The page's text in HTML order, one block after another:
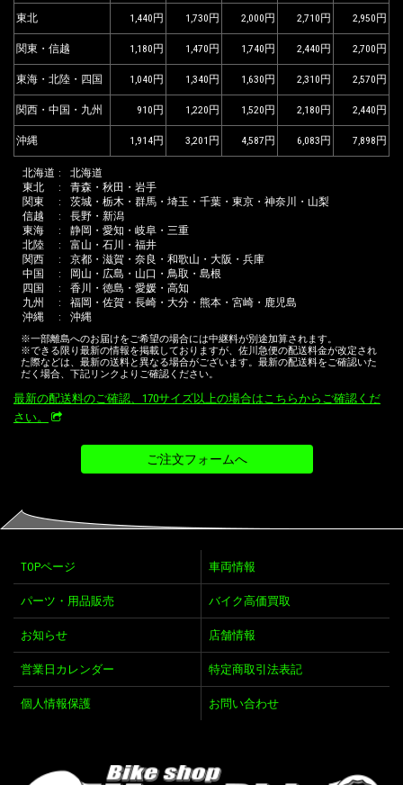
東北 1,440 1,730 2,000 2,710 2,950
関東・信越 1,180 1,470 1,740 2,440 2,700
東海・北陸・四国 1,040 1,340 1,630 2,310 2,570
関西・中国・九州 910 1,220 1,520 2,180 2,440
沖縄 1,914 3,201 4,587 6,083 7,898
北海道
北海道
東北
青森・秋田・岩手
関東
茨城・栃木・群馬・埼玉・千葉・東京・神奈川・山梨
信越
長野・新潟
東海
静岡・愛知・岐阜・三重
北陸
富山・石川・福井
関西
京都・滋賀・奈良・和歌山・大阪・兵庫
中国
岡山・広島・山口・鳥取・島根
四国
香川・徳島・愛媛・高知
九州
福岡・佐賀・長崎・大分・熊本・宮崎・鹿児島
沖縄
沖縄
※一部離島へのお届けをご希望の場合には中継料が別途加算されます。
※できる限り最新の情報を掲載しておりますが、佐川急便の配送料金が改定され
た際などは、最新の送料と異なる場合がございます。最新の配送料をご確認いた
だく場合、下記リンクよりご確認ください。
最新の配送料のご確認、170サイズ以上の場合はこちらからご確認くだ
さい。
TOPページ 車両情報
パーツ・用品販売 バイク高価買取
お知らせ 店舗情報
営業日カレンダー 特定商取引法表記
個人情報保護 お問い合わせ